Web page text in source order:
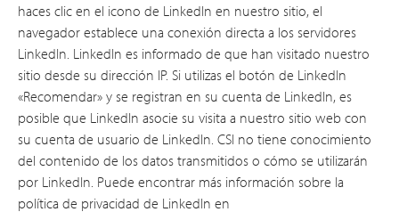
haces clic en el icono de LinkedIn en nuestro sitio, el
navegador establece una conexión directa a los servidores
LinkedIn. LinkedIn es informado de que han visitado nuestro
sitio desde su dirección IP. Si utilizas el botón de LinkedIn
«Recomendar» y se registran en su cuenta de LinkedIn, es
posible que LinkedIn asocie su visita a nuestro sitio web con
su cuenta de usuario de LinkedIn. CSI no tiene conocimiento
del contenido de los datos transmitidos o cómo se utilizarán
por LinkedIn. Puede encontrar más información sobre la
política de privacidad de LinkedIn en